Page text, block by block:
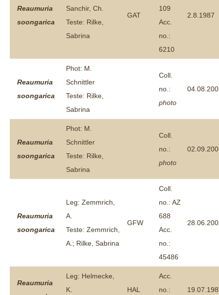
Reaumuria
soongarica
Sanchir, Ch.
Teste: Rilke,
Sabrina
GAT
109
Acc.
no.:
6210
2.8.1987
Reaumuria
soongarica
Phot: M.
Schnittler
Teste: Rilke,
Sabrina
Coll.
no.:
photo
Reaumuria
soongarica
Phot: M.
Schnittler
Teste: Rilke,
Sabrina
Coll.
no.:
photo
Reaumuria
soongarica
Leg: Zemmrich,
A.
Teste: Zemmrich,
A.; Rilke, Sabrina
GFW
Coll.
no.: AZ
688
Acc.
no.:
45486
Reaumuria
Leg: Helmecke,
K.
HAL
Acc.
no.: